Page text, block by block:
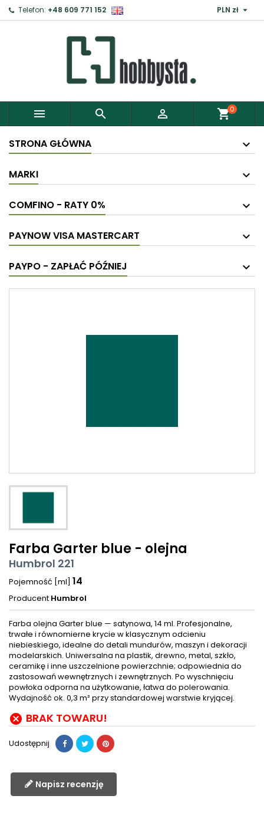
Telefon: +48 609 771 152 PLN zł 
   shopping_cart0
STRONA GŁÓWNA
MARKI
COMFINO - RATY 0%
PAYNOW VISA MASTERCART
PAYPO - ZAPŁAĆ PÓŹNIEJ
Farba Garter blue - olejna
Humbrol 221
Pojemność [ml] 14
Producent Humbrol
Farba olejna Garter blue — satynowa, 14 ml. Profesjonalne,
trwałe i równomierne krycie w klasycznym odcieniu
niebieskiego, idealne do detali mundurów, maszyn i dekoracji
modelarskich. Uniwersalna na plastik, drewno, metal, szkło,
ceramikę i inne uszczelnione powierzchnie; odpowiednia do
zastosowań wewnętrznych i zewnętrznych. Po wyschnięciu
powłoka odporna na użytkowanie, łatwa do polerowania.
Wydajność ok. 0,3 m² przy standardowej warstwie kryjącej.
 BRAK TOWARU!
Udostępnij
Napisz recenzję